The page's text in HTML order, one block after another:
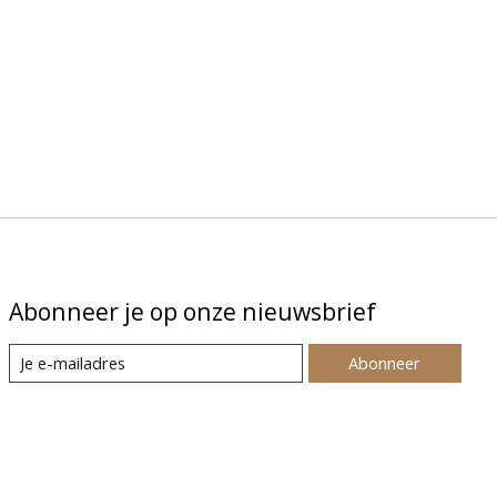
Abonneer je op onze nieuwsbrief
Abonneer